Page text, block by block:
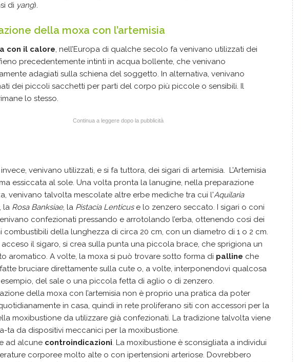
di yang).
della moxa con l’artemisia
con il calore, nell’Europa di qualche secolo fa venivano utilizzati dei
precedentemente intinti in acqua bollente, che venivano
adagiati sulla schiena del soggetto. In alternativa, venivano
dei piccoli sacchetti per parti del corpo più piccole o sensibili. Il
lo stesso.
Continua a leggere dopo la pubblicità
venivano utilizzati, e si fa tuttora, dei sigari di artemisia. L’Artemisia
essiccata al sole. Una volta pronta la lanugine, nella preparazione
venivano talvolta mescolate altre erbe mediche tra cui l'Aquilaria
, la Rosa Banksiae, la Pistacia Lenticuse lo zenzero seccato. I sigari o coni
confezionati pressando e arrotolando l’erba, ottenendo così dei
combustibili della lunghezza di circa 20 cm, con un diametro di 1 o 2 cm.
il sigaro, si crea sulla punta una piccola brace, che sprigiona un
aromatico. A volte, la moxa si può trovare sotto forma di palline che
bruciare direttamente sulla cute o, a volte, interponendovi qualcosa
del sale o una piccola fetta di aglio o di zenzero.
della moxa con l’artemisia non è proprio una pratica da poter
in casa, quindi in rete proliferano siti con accessori per la
moxibustione da utilizzare già confezionati. La tradizione talvolta viene
ta da dispositivi meccanici per la moxibustione.
ad alcune controindicazioni. La moxibustione è sconsigliata a individui
corporee molto alte o con ipertensioni arteriose. Dovrebbero